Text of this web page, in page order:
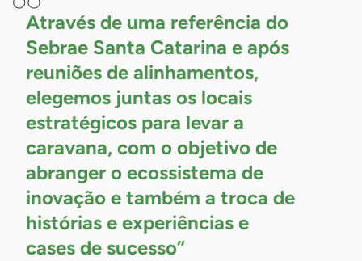
Através de uma referência do
Sebrae Santa Catarina e após
reuniões de alinhamentos,
elegemos juntas os locais
estratégicos para levar a
caravana, com o objetivo de
abranger o ecossistema de
inovação e também a troca de
histórias e experiências e
cases de sucesso”